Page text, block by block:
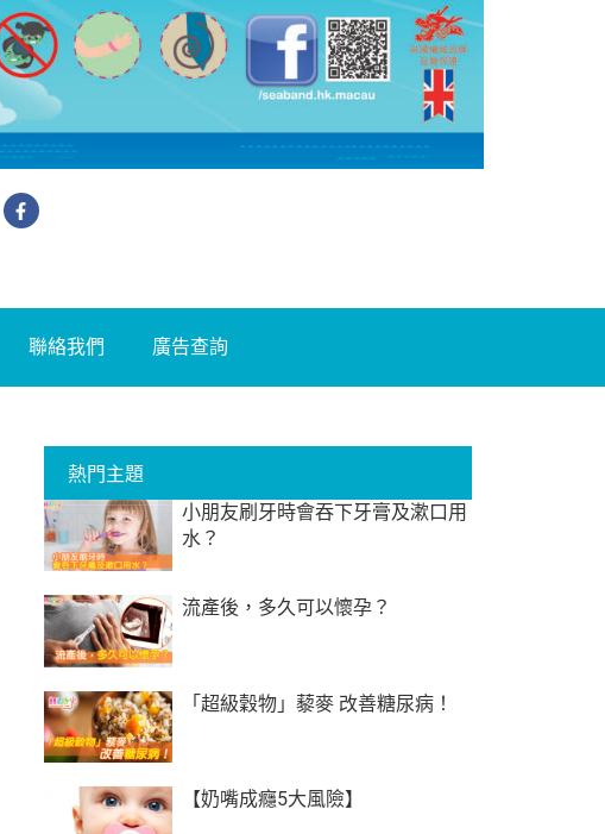
聯絡我們 廣告查詢
熱門主題
小朋友刷牙時會吞下牙膏及漱口用
水？
流產後，多久可以懷孕？
「超級穀物」藜麥 改善糖尿病！
【奶嘴成癮5大風險】